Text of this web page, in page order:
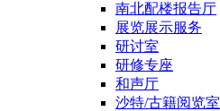
南北配楼报告厅
展览展示服务
研讨室
研修专座
和声厅
沙特/古籍阅览室